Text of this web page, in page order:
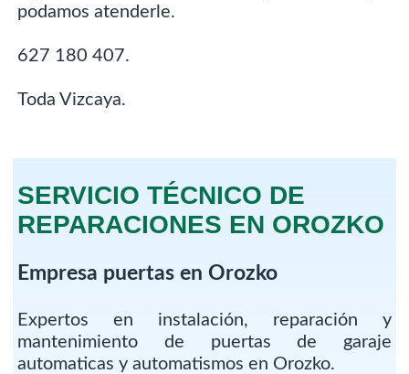
podamos atenderle.
627 180 407.
Toda Vizcaya.
SERVICIO TÉCNICO DE
REPARACIONES EN OROZKO
Empresa puertas en Orozko
Expertos en instalación, reparación y
mantenimiento de puertas de garaje
automaticas y automatismos en Orozko.